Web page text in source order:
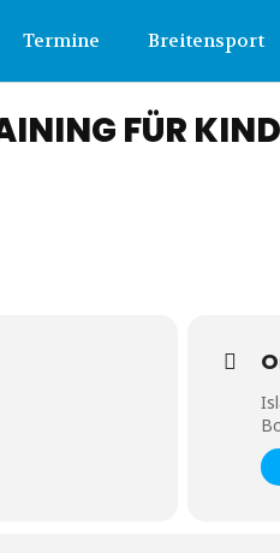
Termine Breitensport
FÜR